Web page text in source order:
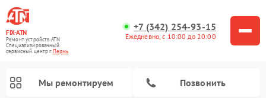
FIX-ATN
Ремонт устройств ATN
Специализированный
cервисный центр г.Пермь
+7 (342) 254-93-15
Ежедневно, с 10:00 до 20:00
Мы ремонтируем Позвонить